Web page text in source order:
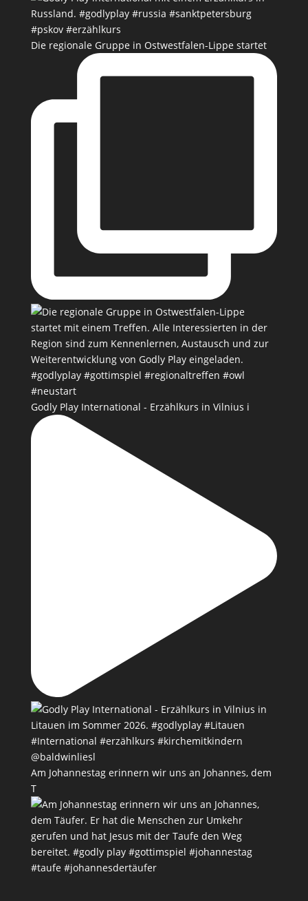
Die regionale Gruppe in Ostwestfalen-Lippe startet
Godly Play International - Erzählkurs in Vilnius i
Am Johannestag erinnern wir uns an Johannes, dem
T